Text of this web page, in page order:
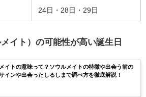
24日・28日・29日
イト）の可能性が高い誕生日
イトの意味って？ソウルメイトの特徴や出会う前の
インや出会ったしるしまで調べ方を徹底解説！